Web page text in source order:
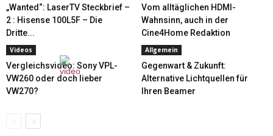
„Wanted“: LaserTV Steckbrief –
2 : Hisense 100L5F – Die
Dritte...
Vom alltäglichen HDMI-
Wahnsinn, auch in der
Cine4Home Redaktion
Videos
Vergleichsvideo: Sony VPL-
VW260 oder doch lieber
VW270?
Allgemein
Gegenwart & Zukunft:
Alternative Lichtquellen für
Ihren Beamer